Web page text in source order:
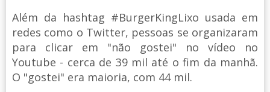
Além da hashtag #BurgerKingLixo usada em
redes como o Twitter, pessoas se organizaram
para clicar em "não gostei" no vídeo no
Youtube - cerca de 39 mil até o fim da manhã.
O "gostei" era maioria, com 44 mil.